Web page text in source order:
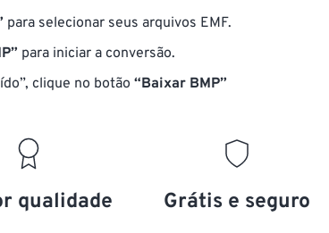
para selecionar seus arquivos EMF.
para iniciar a conversão.
clique no botão “Baixar BMP”
qualidade Grátis e seguro